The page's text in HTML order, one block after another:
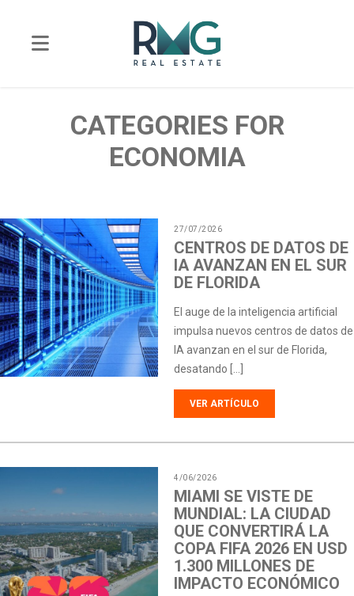
CATEGORIES FOR
ECONOMIA
27/07/2026
CENTROS DE DATOS DE
IA AVANZAN EN EL SUR
DE FLORIDA
El auge de la inteligencia artificial
impulsa nuevos centros de datos de
IA avanzan en el sur de Florida,
desatando […]
VER ARTÍCULO
4/06/2026
MIAMI SE VISTE DE
MUNDIAL: LA CIUDAD
QUE CONVERTIRÁ LA
COPA FIFA 2026 EN USD
1.300 MILLONES DE
IMPACTO ECONÓMICO